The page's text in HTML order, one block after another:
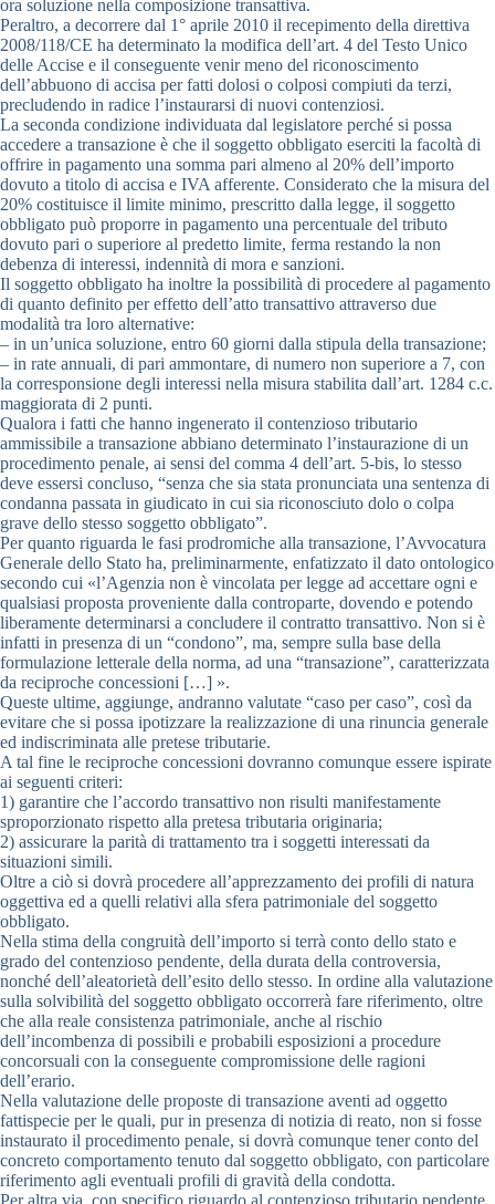
ora soluzione nella composizione transattiva.
Peraltro, a decorrere dal 1° aprile 2010 il recepimento della direttiva
2008/118/CE ha determinato la modifica dell’art. 4 del Testo Unico
delle Accise e il conseguente venir meno del riconoscimento
dell’abbuono di accisa per fatti dolosi o colposi compiuti da terzi,
precludendo in radice l’instaurarsi di nuovi contenziosi.
La seconda condizione individuata dal legislatore perché si possa
accedere a transazione è che il soggetto obbligato eserciti la facoltà di
offrire in pagamento una somma pari almeno al 20% dell’importo
dovuto a titolo di accisa e IVA afferente. Considerato che la misura del
20% costituisce il limite minimo, prescritto dalla legge, il soggetto
obbligato può proporre in pagamento una percentuale del tributo
dovuto pari o superiore al predetto limite, ferma restando la non
debenza di interessi, indennità di mora e sanzioni.
Il soggetto obbligato ha inoltre la possibilità di procedere al pagamento
di quanto definito per effetto dell’atto transattivo attraverso due
modalità tra loro alternative:
– in un’unica soluzione, entro 60 giorni dalla stipula della transazione;
– in rate annuali, di pari ammontare, di numero non superiore a 7, con
la corresponsione degli interessi nella misura stabilita dall’art. 1284 c.c.
maggiorata di 2 punti.
Qualora i fatti che hanno ingenerato il contenzioso tributario
ammissibile a transazione abbiano determinato l’instaurazione di un
procedimento penale, ai sensi del comma 4 dell’art. 5-bis, lo stesso
deve essersi concluso, “senza che sia stata pronunciata una sentenza di
condanna passata in giudicato in cui sia riconosciuto dolo o colpa
grave dello stesso soggetto obbligato”.
Per quanto riguarda le fasi prodromiche alla transazione, l’Avvocatura
Generale dello Stato ha, preliminarmente, enfatizzato il dato ontologico
secondo cui «l’Agenzia non è vincolata per legge ad accettare ogni e
qualsiasi proposta proveniente dalla controparte, dovendo e potendo
liberamente determinarsi a concludere il contratto transattivo. Non si è
infatti in presenza di un “condono”, ma, sempre sulla base della
formulazione letterale della norma, ad una “transazione”, caratterizzata
da reciproche concessioni […] ».
Queste ultime, aggiunge, andranno valutate “caso per caso”, così da
evitare che si possa ipotizzare la realizzazione di una rinuncia generale
ed indiscriminata alle pretese tributarie.
A tal fine le reciproche concessioni dovranno comunque essere ispirate
ai seguenti criteri:
1) garantire che l’accordo transattivo non risulti manifestamente
sproporzionato rispetto alla pretesa tributaria originaria;
2) assicurare la parità di trattamento tra i soggetti interessati da
situazioni simili.
Oltre a ciò si dovrà procedere all’apprezzamento dei profili di natura
oggettiva ed a quelli relativi alla sfera patrimoniale del soggetto
obbligato.
Nella stima della congruità dell’importo si terrà conto dello stato e
grado del contenzioso pendente, della durata della controversia,
nonché dell’aleatorietà dell’esito dello stesso. In ordine alla valutazione
sulla solvibilità del soggetto obbligato occorrerà fare riferimento, oltre
che alla reale consistenza patrimoniale, anche al rischio
dell’incombenza di possibili e probabili esposizioni a procedure
concorsuali con la conseguente compromissione delle ragioni
dell’erario.
Nella valutazione delle proposte di transazione aventi ad oggetto
fattispecie per le quali, pur in presenza di notizia di reato, non si fosse
instaurato il procedimento penale, si dovrà comunque tener conto del
concreto comportamento tenuto dal soggetto obbligato, con particolare
riferimento agli eventuali profili di gravità della condotta.
Per altra via, con specifico riguardo al contenzioso tributario pendente